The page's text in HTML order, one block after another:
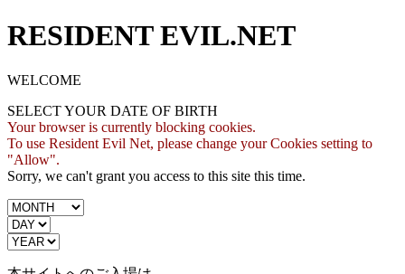
RESIDENT EVIL.NET
WELCOME
SELECT YOUR DATE OF BIRTH
Your browser is currently blocking cookies.
To use Resident Evil Net, please change your Cookies setting to
"Allow".
Sorry, we can't grant you access to this site this time.